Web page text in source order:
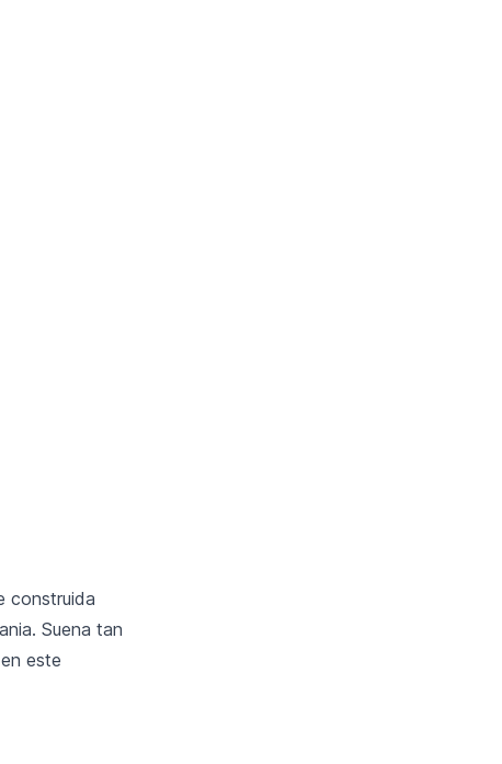
construida
Suena tan
este